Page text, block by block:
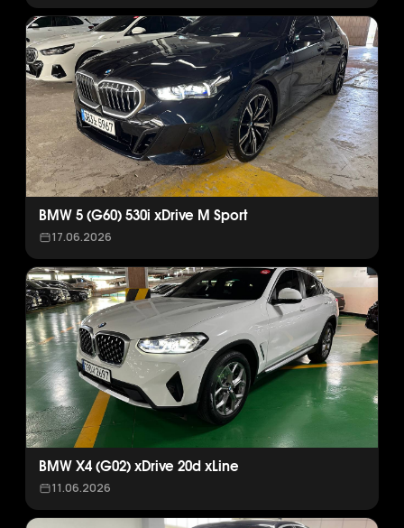
BMW 5 (G60) 530i xDrive M Sport
17.06.2026
BMW X4 (G02) xDrive 20d xLine
11.06.2026